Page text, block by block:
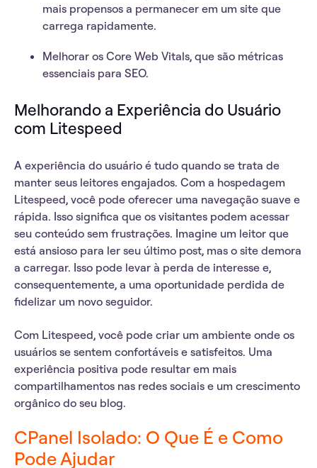
mais propensos a permanecer em um site que
carrega rapidamente.
Melhorar os Core Web Vitals, que são métricas
essenciais para SEO.
Melhorando a Experiência do Usuário
com Litespeed
A experiência do usuário é tudo quando se trata de
manter seus leitores engajados. Com a hospedagem
Litespeed, você pode oferecer uma navegação suave e
rápida. Isso significa que os visitantes podem acessar
seu conteúdo sem frustrações. Imagine um leitor que
está ansioso para ler seu último post, mas o site demora
a carregar. Isso pode levar à perda de interesse e,
consequentemente, a uma oportunidade perdida de
fidelizar um novo seguidor.
Com Litespeed, você pode criar um ambiente onde os
usuários se sentem confortáveis e satisfeitos. Uma
experiência positiva pode resultar em mais
compartilhamentos nas redes sociais e um crescimento
orgânico do seu blog.
CPanel Isolado: O Que É e Como
Pode Ajudar